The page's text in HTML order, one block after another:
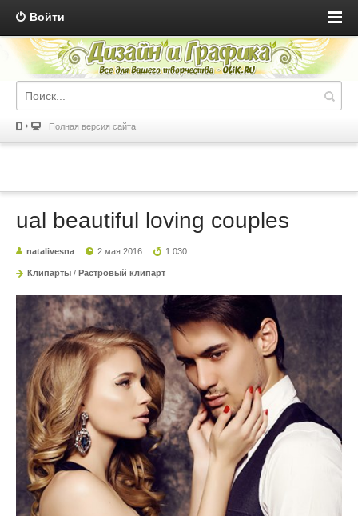
Войти
Полная версия сайта
ual beautiful loving couples
natalivesna 2 мая 2016 1 030
Клипарты / Растровый клипарт